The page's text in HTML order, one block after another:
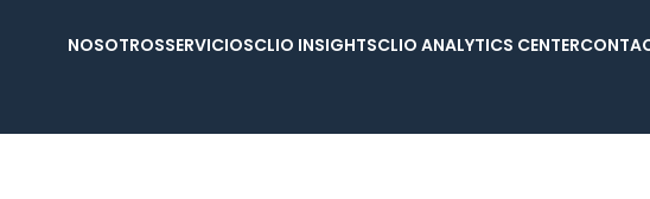
NOSOTROSSERVICIOSCLIO INSIGHTSCLIO ANALYTICS CENTER